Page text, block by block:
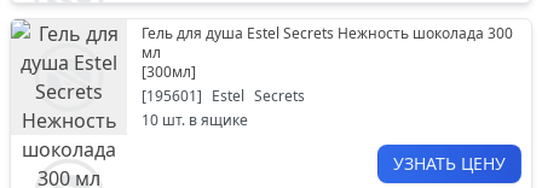
Гель для душа Estel Secrets Нежность шоколада 300
мл
[300мл]
[195601] Estel Secrets
10 шт. в ящике
УЗНАТЬ ЦЕНУ